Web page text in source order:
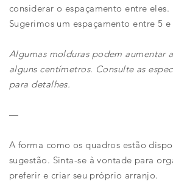
considerar o espaçamento entre eles.
Sugerimos um espaçamento entre 5 e
Algumas molduras podem aumentar
alguns centímetros. Consulte as
para detalhes.
—
A forma como os quadros estão
sugestão. Sinta-se à vontade para
preferir e criar seu próprio arranjo.